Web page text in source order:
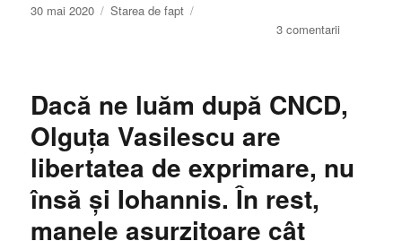
Publicat
30 mai 2020 Categorii
Starea de fapt
3 comentarii
palavre,
gargară,
grandorii.
Lovit
Dacă ne luăm după CNCD,
Olguţa Vasilescu are
libertatea de exprimare, nu
însă şi Iohannis. În rest,
manele asurzitoare cât